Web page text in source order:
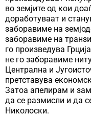
во земјите од кои
доработуваат и
заборавиме на
заборавиме на
го произведува
не го заборавиме
Централна и
претставува
Затоа апелирам и
да се размисли и да
Николоски.